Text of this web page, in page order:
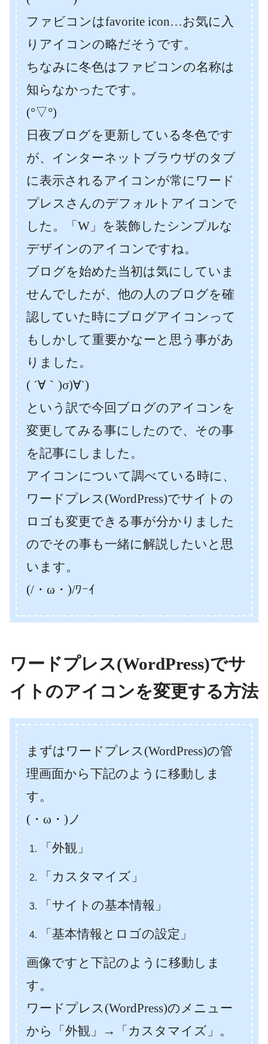
ファビコンはfavorite icon…お気に入
りアイコンの略だそうです。
ちなみに冬色はファビコンの名称は
知らなかったです。
(°▽°)
日夜ブログを更新している冬色です
が、インターネットブラウザのタブ
に表示されるアイコンが常にワード
プレスさんのデフォルトアイコンで
した。「W」を装飾したシンプルな
デザインのアイコンですね。
ブログを始めた当初は気にしていま
せんでしたが、他の人のブログを確
認していた時にブログアイコンって
もしかして重要かなーと思う事があ
りました。
( ´∀｀)σ)∀`)
という訳で今回ブログのアイコンを
変更してみる事にしたので、その事
を記事にしました。
アイコンについて調べている時に、
ワードプレス(WordPress)でサイトの
ロゴも変更できる事が分かりました
のでその事も一緒に解説したいと思
います。
(/・ω・)/ﾜｰｲ
ワードプレス(WordPress)でサ
イトのアイコンを変更する方法
まずはワードプレス(WordPress)の管
理画面から下記のように移動しま
す。
(・ω・)ノ
「外観」
「カスタマイズ」
「サイトの基本情報」
「基本情報とロゴの設定」
画像ですと下記のように移動しま
す。
ワードプレス(WordPress)のメニュー
から「外観」→「カスタマイズ」。